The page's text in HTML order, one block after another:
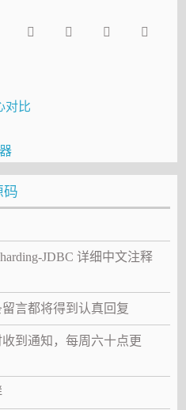
对比
码
JDBC 详细中文注释
言都将得到认真回复
到通知，每周六十点更